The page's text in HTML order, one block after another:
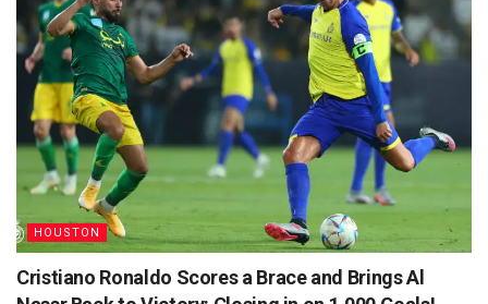
HOUSTON
Cristiano Ronaldo Scores a Brace and Brings Al